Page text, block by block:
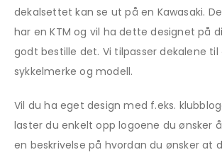
dekalsettet kan se ut på en Kawasaki.
har en KTM og vil ha dette designet på
godt bestille det. Vi tilpasser dekalene
sykkelmerke og modell.
Vil du ha eget design med f.eks.
laster du enkelt opp logoene du ønsker
en beskrivelse på hvordan du ønsker at